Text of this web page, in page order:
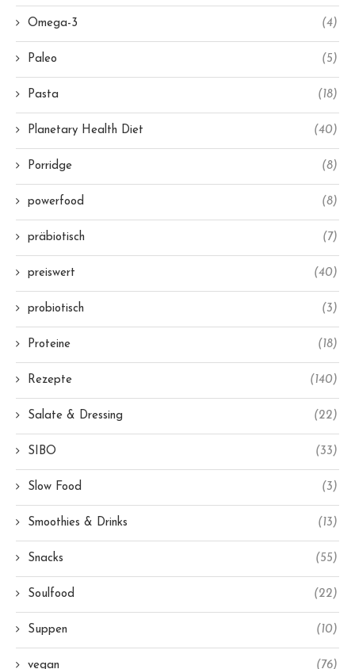
Omega-3 (4)
Paleo (5)
Pasta (18)
Planetary Health Diet (40)
Porridge (8)
powerfood (8)
präbiotisch (7)
preiswert (40)
probiotisch (3)
Proteine (18)
Rezepte (140)
Salate & Dressing (22)
SIBO (33)
Slow Food (3)
Smoothies & Drinks (13)
Snacks (55)
Soulfood (22)
Suppen (10)
vegan (76)